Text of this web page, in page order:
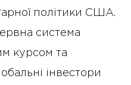
політики США.
система
курсом та
інвестори